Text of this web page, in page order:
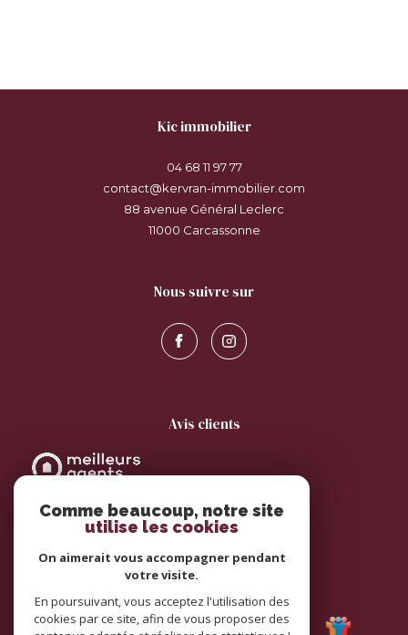
kic immobilier
04 68 11 97 77
contact@kervran-immobilier.com
88 avenue Général Leclerc
11000
carcassonne
nous suivre sur
avis clients
adhérents
Comme beaucoup, notre site
utilise les cookies
On aimerait vous accompagner pendant
votre visite.
En poursuivant, vous acceptez l'utilisation des
cookies par ce site, afin de vous proposer des